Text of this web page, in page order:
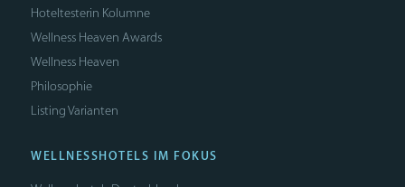
Hoteltesterin Kolumne
Wellness Heaven Awards
Wellness Heaven
Philosophie
Listing Varianten
WELLNESSHOTELS IM FOKUS